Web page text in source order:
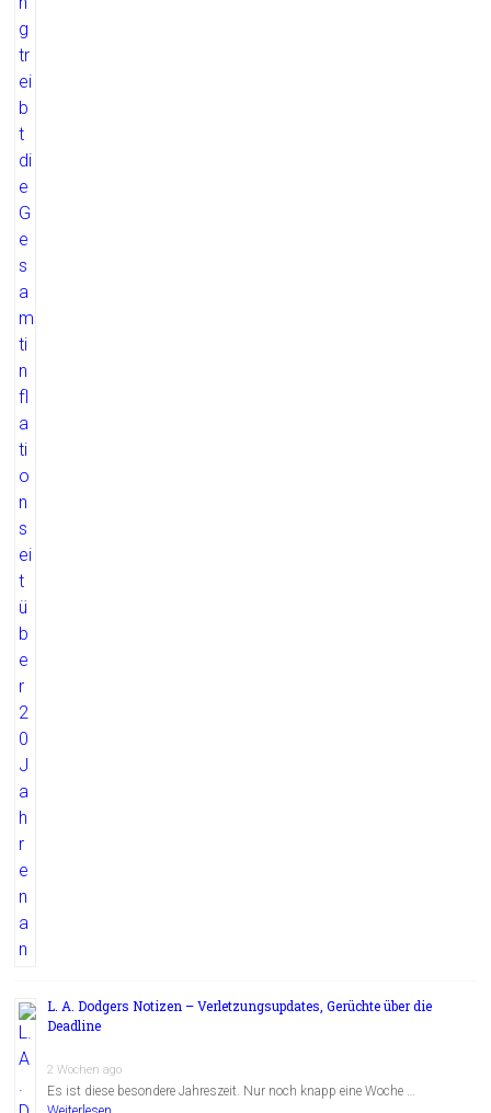
L. A. Dodgers Notizen – Verletzungsupdates, Gerüchte über die
Deadline
2 Wochen ago
Es ist diese besondere Jahreszeit. Nur noch knapp eine Woche …